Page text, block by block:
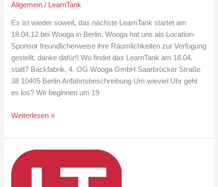
Allgemein / LearnTank
Es ist wieder soweit, das nächste LearnTank startet am
18.04.12 bei Wooga in Berlin. Wooga hat uns als Location-
Sponsor freundlicherweise ihre Räumlichkeiten zur Verfügung
gestellt, danke dafür!! Wo findet das LearnTank am 18.04.
statt? Backfabrik, 4. OG Wooga GmbH Saarbrücker Straße
38 10405 Berlin Anfahrtsbeschreibung Um wieviel Uhr geht
es los? Wir beginnen um 19
LearnTank
am
18.04.
bei
Wooga
Weiterlesen »